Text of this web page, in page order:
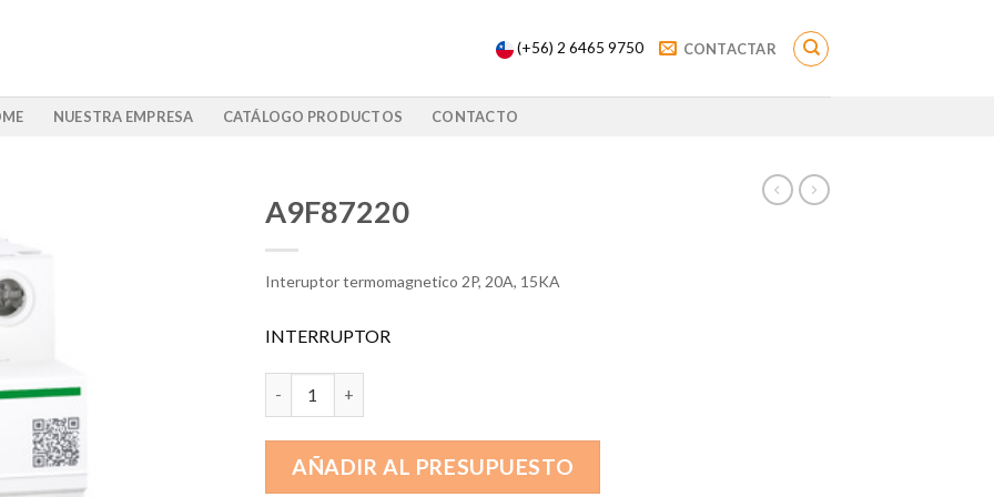
(+56) 2 6465 9750 CONTACTAR
NUESTRA EMPRESA CATÁLOGO PRODUCTOS CONTACTO
A9F87220
Interuptor termomagnetico 2P, 20A, 15KA
INTERRUPTOR
AÑADIR AL PRESUPUESTO